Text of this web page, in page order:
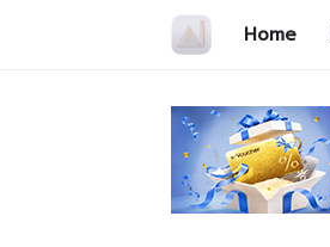
Home